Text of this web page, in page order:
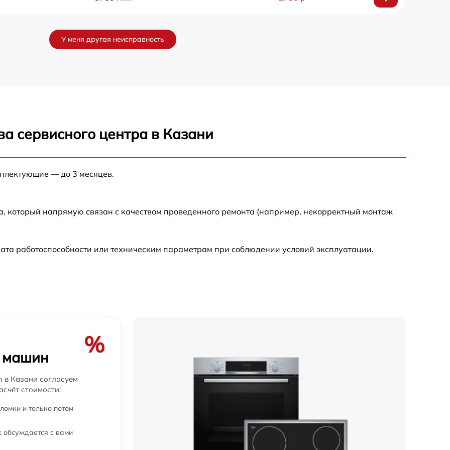
от 60 мин
от 60 мин
от 60 мин
1550 р
от 60 мин
1550 р
1250 р
У меня другая неисправность
сервисного центра в Казани
— до 3 месяцев.
который напрямую связан с качеством проведенного ремонта (например, некорректный монтаж
работоспособности или техническим параметрам при соблюдении условий эксплуатации.
машин
%
Казани согласуем
стоимости:
и только потом
обсуждается с вами